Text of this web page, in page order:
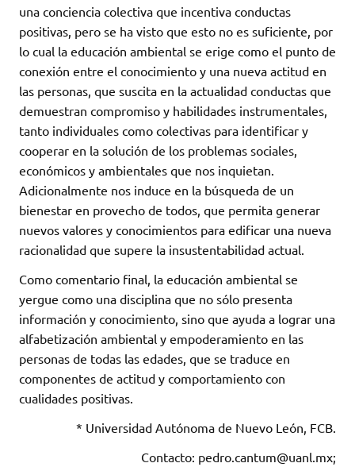
una conciencia colectiva que incentiva conductas
positivas, pero se ha visto que esto no es suficiente, por
lo cual la educación ambiental se erige como el punto de
conexión entre el conocimiento y una nueva actitud en
las personas, que suscita en la actualidad conductas que
demuestran compromiso y habilidades instrumentales,
tanto individuales como colectivas para identificar y
cooperar en la solución de los problemas sociales,
económicos y ambientales que nos inquietan.
Adicionalmente nos induce en la búsqueda de un
bienestar en provecho de todos, que permita generar
nuevos valores y conocimientos para edificar una nueva
racionalidad que supere la insustentabilidad actual.
Como comentario final, la educación ambiental se
yergue como una disciplina que no sólo presenta
información y conocimiento, sino que ayuda a lograr una
alfabetización ambiental y empoderamiento en las
personas de todas las edades, que se traduce en
componentes de actitud y comportamiento con
cualidades positivas.
* Universidad Autónoma de Nuevo León, FCB.
Contacto: pedro.cantum@uanl.mx;